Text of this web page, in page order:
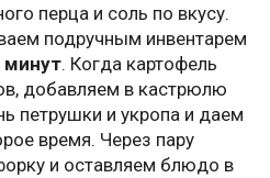
перца и соль по вкусу.
подручным инвентарем
минут. Когда картофель
добавляем в кастрюлю
петрушки и укропа и даем
время. Через пару
и оставляем блюдо в